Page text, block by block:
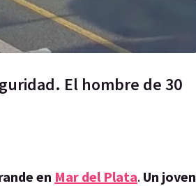
El hombre de 30
en Mar del Plata. Un joven